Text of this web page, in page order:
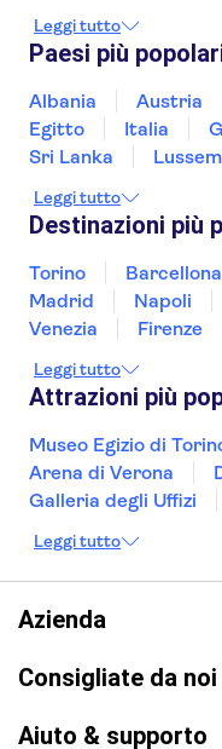
Artis Zoo
Moco Museum
Heineken Experience
Leggi tutto
Paesi più
Albania Austria
Egitto
Italia
Sri Lanka
Slovenia
Vietnam
Leggi tutto
Destinazioni più
Torino Barcellona
Madrid
Napoli
Venezia
Firenze
Bologna
Malta
Leggi tutto
Attrazioni più
Museo Egizio di
Arena di Verona
Galleria degli Uffizi
Museo del Louvre
Teatro alla Scala
Pantheon
Napoli Sotterranea
Leggi tutto
Azienda
Consigliate da noi
Aiuto & supporto